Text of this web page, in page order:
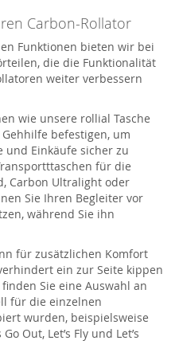
Carbon-Rollator
Funktionen bieten wir bei
die die Funktionalität
weiter verbessern
wie unsere rollial Tasche
befestigen, um
und Einkäufe sicher zu
für die
Carbon Ultralight oder
Sie Ihren Begleiter vor
während Sie ihn
für zusätzlichen Komfort
ein zur Seite kippen
Sie eine Auswahl an
für die einzelnen
wurden, beispielsweise
Out, Let’s Fly und Let’s